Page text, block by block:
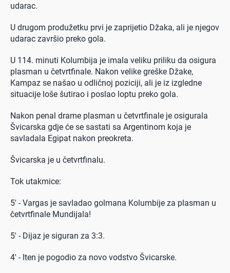
udarac.
U drugom produžetku prvi je zaprijetio Džaka, ali je njegov
udarac završio preko gola.
U 114. minuti Kolumbija je imala veliku priliku da osigura
plasman u četvrtfinale. Nakon velike greške Džake,
Kampaz se našao u odličnoj poziciji, ali je iz izgledne
situacije loše šutirao i poslao loptu preko gola.
Nakon penal drame plasman u četvrtfinale je osigurala
Švicarska gdje će se sastati sa Argentinom koja je
savladala Egipat nakon preokreta.
Švicarska je u četvrtfinalu.
Tok utakmice:
5' - Vargas je savladao golmana Kolumbije za plasman u
četvrtfinale Mundijala!
5' - Dijaz je siguran za 3:3.
4' - Iten je pogodio za novo vodstvo Švicarske.